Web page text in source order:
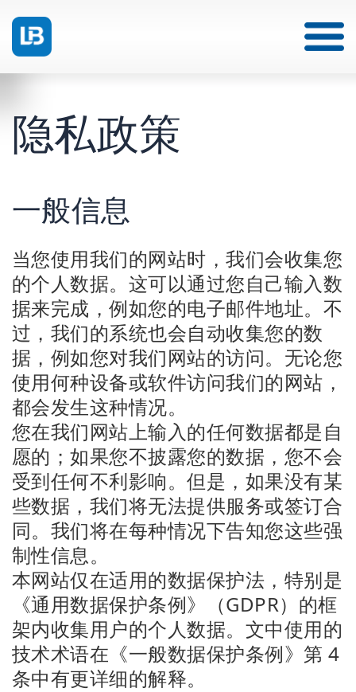
隐私政策
一般信息
当您使用我们的网站时，我们会收集您
的个人数据。这可以通过您自己输入数
据来完成，例如您的电子邮件地址。不
过，我们的系统也会自动收集您的数
据，例如您对我们网站的访问。无论您
使用何种设备或软件访问我们的网站，
都会发生这种情况。
您在我们网站上输入的任何数据都是自
愿的；如果您不披露您的数据，您不会
受到任何不利影响。但是，如果没有某
些数据，我们将无法提供服务或签订合
同。我们将在每种情况下告知您这些强
制性信息。
本网站仅在适用的数据保护法，特别是
《通用数据保护条例》（GDPR）的框
架内收集用户的个人数据。文中使用的
技术术语在《一般数据保护条例》第 4
条中有更详细的解释。